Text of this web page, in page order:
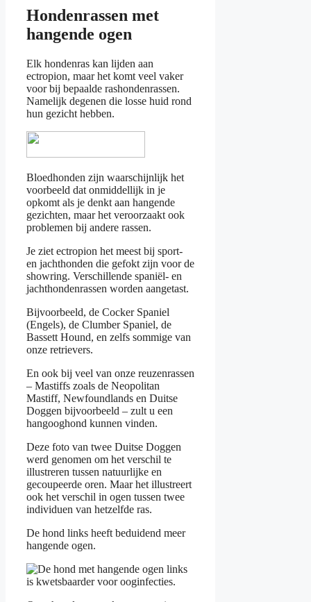
Hondenrassen met
hangende ogen
Elk hondenras kan lijden aan
ectropion, maar het komt veel vaker
voor bij bepaalde rashondenrassen.
Namelijk degenen die losse huid rond
hun gezicht hebben.
Bloedhonden zijn waarschijnlijk het
voorbeeld dat onmiddellijk in je
opkomt als je denkt aan hangende
gezichten, maar het veroorzaakt ook
problemen bij andere rassen.
Je ziet ectropion het meest bij sport-
en jachthonden die gefokt zijn voor de
showring. Verschillende spaniël- en
jachthondenrassen worden aangetast.
Bijvoorbeeld, de Cocker Spaniel
(Engels), de Clumber Spaniel, de
Bassett Hound, en zelfs sommige van
onze retrievers.
En ook bij veel van onze reuzenrassen
– Mastiffs zoals de Neopolitan
Mastiff, Newfoundlands en Duitse
Doggen bijvoorbeeld – zult u een
hangooghond kunnen vinden.
Deze foto van twee Duitse Doggen
werd genomen om het verschil te
illustreren tussen natuurlijke en
gecoupeerde oren. Maar het illustreert
ook het verschil in ogen tussen twee
individuen van hetzelfde ras.
De hond links heeft beduidend meer
hangende ogen.